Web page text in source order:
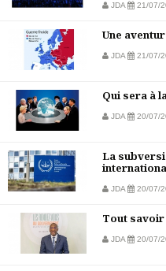
JDA 21/07/
Une
JDA 21/07/
Qui sera à
JDA 20/07/
La
JDA 20/07/
Tout savoir
JDA 20/07/